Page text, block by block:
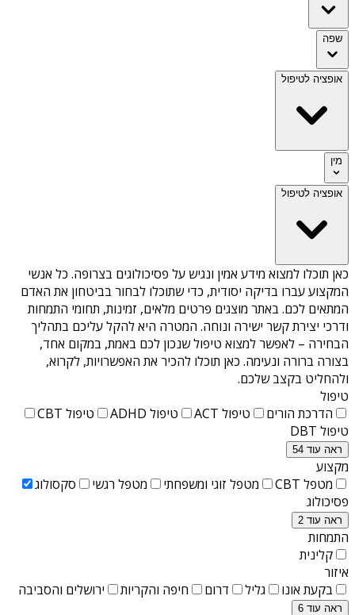
שפה
אופציה לטיפול
מין
אופציה לטיפול
כאן תוכלו למצוא מידע אמין ונגיש על פסיכולוגים בצרופה. כל אנשי
המקצוע עברו בדיקה יסודית, כדי שתוכלו לבחור בביטחון את האדם
המתאים לכם. באתר מוצגים פרטים מלאים, זמינות, תחומי התמחות
ודרכי יצירת קשר ישירה ונוחה. המטרה היא להקל עליכם בתהליך
הבחירה – לאפשר למצוא טיפול שנכון לכם באמת, במקום אחד,
בצורה ברורה ונעימה. כאן תוכלו להכיר את האפשרויות, לקרוא,
ולהחליט בקצב שלכם.
טיפול
הדרכת הורים
טיפול ACT טיפול ADHD
טיפול CBT
טיפול DBT
ראה עוד 54
מקצוע
מטפל CBT
מטפל זוגי ומשפחתי מטפל רגשי
סקסולוג
פסיכולוג
ראה עוד 2
התמחות
קלינית
איזור
בקעת אונו
גליל דרום חיפה והקריות ירושלים והסביבה
ראה עוד 6